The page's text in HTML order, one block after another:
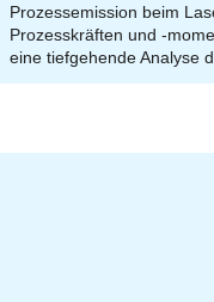
Prozessemission beim
Prozesskräften und -
eine tiefgehende Analyse